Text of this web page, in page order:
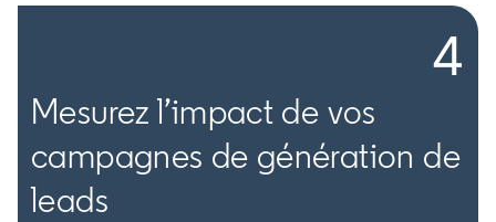
4
Mesurez l’impact de vos
campagnes de génération de
leads